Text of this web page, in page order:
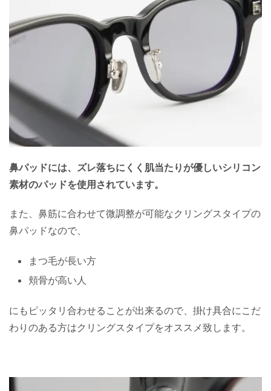
鼻パッドには、ズレ落ちにくく肌当たりが優しいシリコン
素材のパッドを使用されています。
また、鼻筋に合わせて微調整が可能なクリングスタイプの
鼻パッドなので、
まつ毛が長い方
頬骨が高い人
にもピッタリ合わせることが出来るので、掛け具合にこだ
わりのある方はクリングスタイプをオススメ致します。